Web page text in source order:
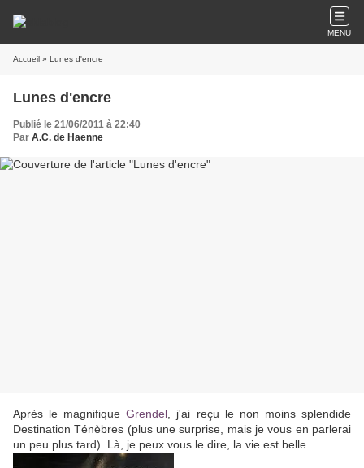
MENU
Accueil » Lunes d'encre
Lunes d'encre
Publié le 21/06/2011 à 22:40
Par A.C. de Haenne
Après le magnifiqueGrendel , j'ai reçu le non moins splendide
Destination Ténèbres (plus une surprise, mais je vous en parlerai
un peu plus tard). Là, je peux vous le dire, la vie est belle...